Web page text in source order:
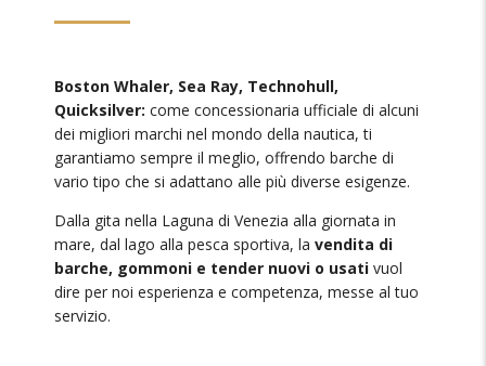
Boston Whaler, Sea Ray, Technohull,
Quicksilver: come concessionaria ufficiale di alcuni
dei migliori marchi nel mondo della nautica, ti
garantiamo sempre il meglio, offrendo barche di
vario tipo che si adattano alle più diverse esigenze.
Dalla gita nella Laguna di Venezia alla giornata in
mare, dal lago alla pesca sportiva, la vendita di
barche, gommoni e tender nuovi o usati vuol
dire per noi esperienza e competenza, messe al tuo
servizio.